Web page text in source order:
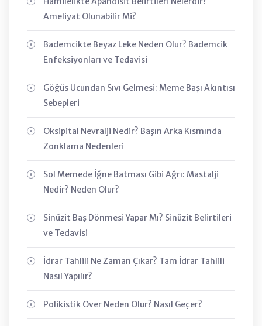
Ameliyat Olunabilir Mi?
Bademcikte Beyaz Leke Neden Olur? Bademcik
Enfeksiyonları ve Tedavisi
Göğüs Ucundan Sıvı Gelmesi: Meme Başı Akıntısı
Sebepleri
Oksipital Nevralji Nedir? Başın Arka Kısmında
Zonklama Nedenleri
Sol Memede İğne Batması Gibi Ağrı: Mastalji
Nedir? Neden Olur?
Sinüzit Baş Dönmesi Yapar Mı? Sinüzit Belirtileri
ve Tedavisi
İdrar Tahlili Ne Zaman Çıkar? Tam İdrar Tahlili
Nasıl Yapılır?
Polikistik Over Neden Olur? Nasıl Geçer?